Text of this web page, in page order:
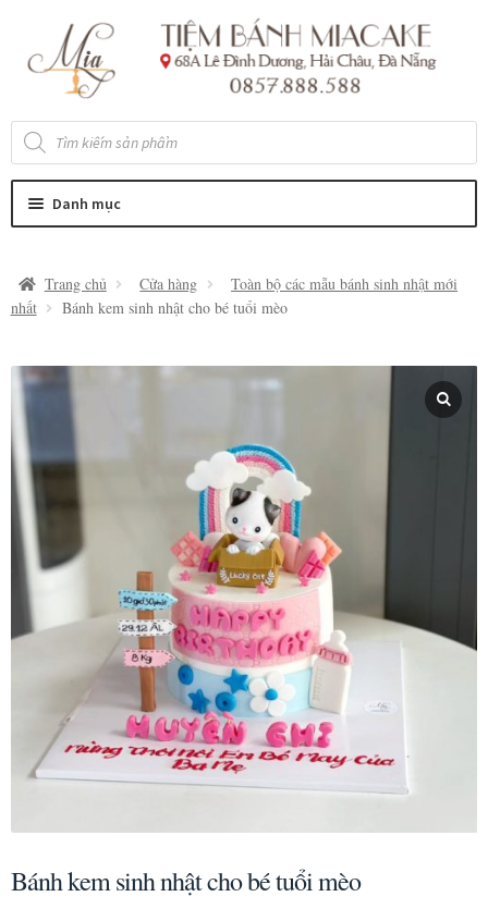
đến
Điều
đến
nội
Tìm
kiếm
sản
Danh mục
Trang chủ Cửa hàng
Toàn bộ các mẫu bánh sinh nhật mới
nhất
Bánh kem sinh nhật cho bé tuổi mèo
Bánh kem sinh nhật cho bé tuổi mèo